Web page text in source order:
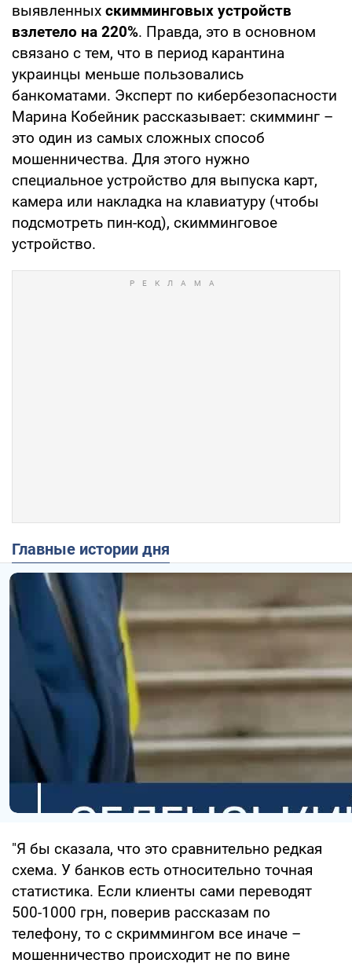
выявленных скимминговых устройств
взлетело на 220%. Правда, это в основном
связано с тем, что в период карантина
украинцы меньше пользовались
банкоматами. Эксперт по кибербезопасности
Марина Кобейник рассказывает: скимминг –
это один из самых сложных способ
мошенничества. Для этого нужно
специальное устройство для выпуска карт,
камера или накладка на клавиатуру (чтобы
подсмотреть пин-код), скимминговое
устройство.
Главные истории дня
"Я бы сказала, что это сравнительно редкая
схема. У банков есть относительно точная
статистика. Если клиенты сами переводят
500-1000 грн, поверив рассказам по
телефону, то с скриммингом все иначе –
мошенничество происходит не по вине